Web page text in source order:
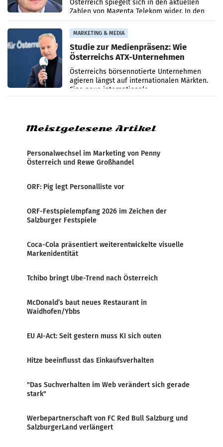
Österreich spiegelt sich in den aktuellen
Zahlen von Magenta Telekom wider. In den
ersten sechs Monaten des laufenden Jahres
verzeichnete
MARKETING & MEDIA
Studie zur Medienpräsenz: Wie
Österreichs ATX-Unternehmen
international wahrgenommen
werden
Österreichs börsennotierte Unternehmen
agieren längst auf internationalen Märkten.
Eine neue internationale
Medienresonanzanalyse untersucht die
Meistgelesene Artikel
Personalwechsel im Marketing von Penny
Österreich und Rewe Großhandel
ORF: Pig legt Personalliste vor
ORF-Festspielempfang 2026 im Zeichen der
Salzburger Festspiele
Coca-Cola präsentiert weiterentwickelte visuelle
Markenidentität
Tchibo bringt Ube-Trend nach Österreich
McDonald’s baut neues Restaurant in
Waidhofen/Ybbs
EU AI-Act: Seit gestern muss KI sich outen
Hitze beeinflusst das Einkaufsverhalten
"Das Suchverhalten im Web verändert sich gerade
stark"
Werbepartnerschaft von FC Red Bull Salzburg und
SalzburgerLand verlängert